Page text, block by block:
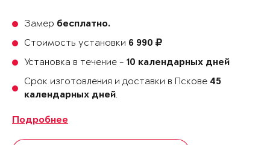
Замер бесплатно.
Стоимость установки 6 990
Установка в течение - 10 календарных дней
Срок изготовления и доставки в Пскове 45
календарных дней.
Подробнее